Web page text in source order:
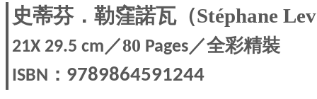
史蒂芬．勒窪諾瓦（Stéphane
21X 29.5cm／80 Pages／全彩精裝
ISBN ： 9789864591244